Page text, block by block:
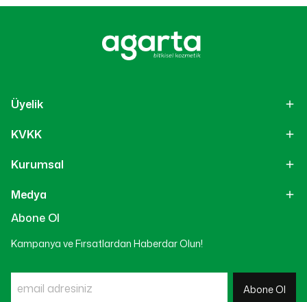
Üyelik
KVKK
Kurumsal
Medya
Abone Ol
Kampanya ve Fırsatlardan Haberdar Olun!
Abone Ol